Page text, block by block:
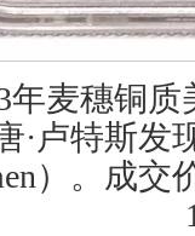
年麦穗铜
·卢特斯发
）。成交